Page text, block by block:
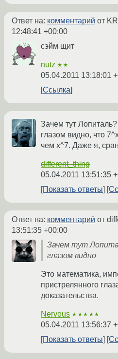
Ответ на: комментарий от
12:48:41 +00:00
сэйм щит
nutz ★★
05.04.2011 13:18:01
Ссылка
Зачем тут
глазом видно, что
чем x^7. Даже я,
different_thing
05.04.2011 13:51:35
Показать ответы
Ответ на: комментарий от
13:51:35 +00:00
Зачем тут
глазом видно
Это математика,
пристрелянного
доказательства.
Nervous ★★★★★
05.04.2011 13:56:37
Показать ответы